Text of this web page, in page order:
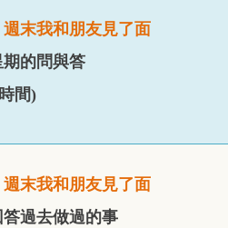
末我和朋友見了面
期的問與答
時間)
末我和朋友見了面
過去做過的事